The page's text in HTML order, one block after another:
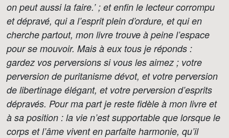
on peut aussi la faire.’ ; et enfin le lecteur corrompu
et dépravé, qui a l’esprit plein d’ordure, et qui en
cherche partout, mon livre trouve à peine l’espace
pour se mouvoir. Mais à eux tous je réponds :
gardez vos perversions si vous les aimez ; votre
perversion de puritanisme dévot, et votre perversion
de libertinage élégant, et votre perversion d’esprits
dépravés. Pour ma part je reste fidèle à mon livre et
à sa position : la vie n’est supportable que lorsque le
corps et l’âme vivent en parfaite harmonie, qu’il